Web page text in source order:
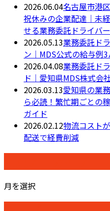
2026.06.04名古屋市港
祝休みの企業配達｜未
せる業務委託ドライバ
2026.05.13業務委託ド
ン｜MDS公式の給与例
2026.04.08業務委託ド
ド｜愛知県MDS株式会
2026.03.13愛知県の業
ら必読！繁忙期ごとの
ガイド
2026.02.12物流コスト
配送で経費削減
月を選択